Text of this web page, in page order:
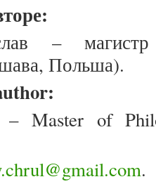
–
Польша).
– Master of
.